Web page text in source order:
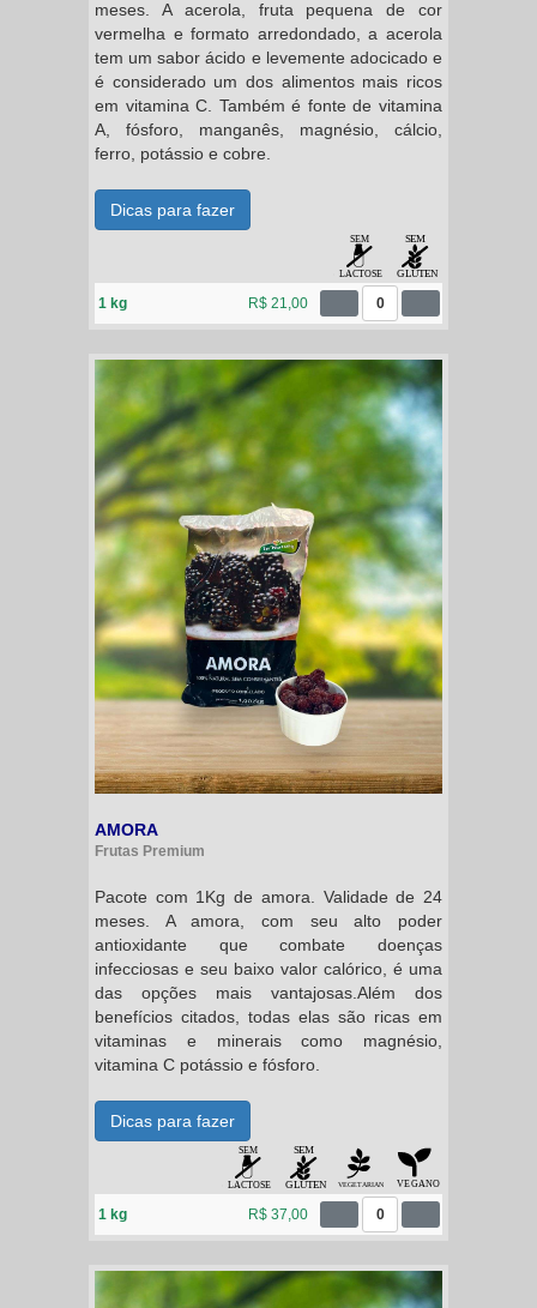
meses. A acerola, fruta pequena de cor
vermelha e formato arredondado, a acerola
tem um sabor ácido e levemente adocicado e
é considerado um dos alimentos mais ricos
em vitamina C. Também é fonte de vitamina
A, fósforo, manganês, magnésio, cálcio,
ferro, potássio e cobre.
Dicas para fazer
1 kg R$ 21,00 0
AMORA
Frutas Premium
Pacote com 1Kg de amora. Validade de 24
meses. A amora, com seu alto poder
antioxidante que combate doenças
infecciosas e seu baixo valor calórico, é uma
das opções mais vantajosas.Além dos
benefícios citados, todas elas são ricas em
vitaminas e minerais como magnésio,
vitamina C potássio e fósforo.
Dicas para fazer
1 kg R$ 37,00 0